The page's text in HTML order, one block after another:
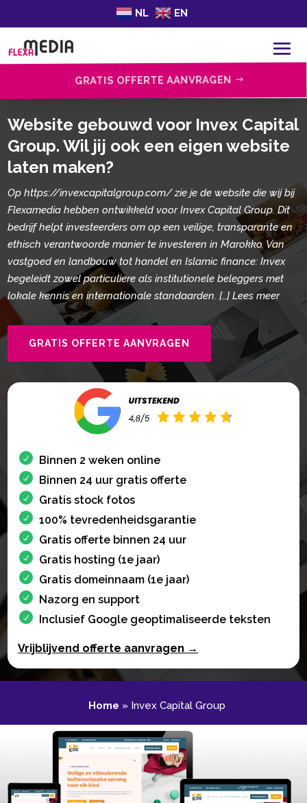
NL EN
GRATIS OFFERTE AANVRAGEN
Website gebouwd voor Invex Capital
Group. Wil jij ook een eigen website
laten maken?
Op https://invexcapitalgroup.com/ zie je de website die wij bij
Flexamedia hebben ontwikkeld voor Invex Capital Group. Dit
bedrijf helpt investeerders om op een veilige, transparante en
ethisch verantwoorde manier te investeren in Marokko. Van
vastgoed en landbouw tot handel en Islamic finance: Invex
begeleidt zowel particuliere als institutionele beleggers met
lokale kennis en internationale standaarden. […] Lees meer
GRATIS OFFERTE AANVRAGEN
Binnen 2 weken online
Binnen 24 uur gratis offerte
Gratis stock fotos
100% tevredenheidsgarantie
Gratis offerte binnen 24 uur
Gratis hosting (1e jaar)
Gratis domeinnaam (1e jaar)
Nazorg en support
Inclusief Google geoptimaliseerde teksten
Vrijblijvend offerte aanvragen →
Home » Invex Capital Group